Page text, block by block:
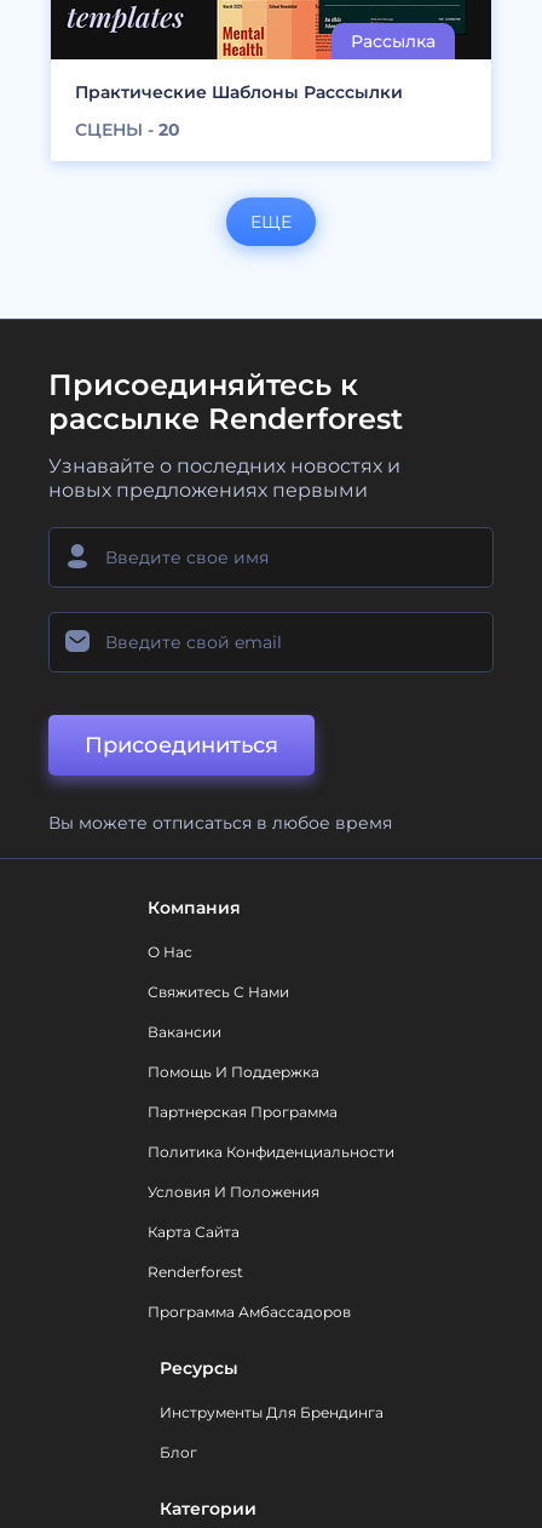
Практические Шаблоны Расссылки
СЦЕНЫ - 20
ЕЩЕ
Присоединяйтесь к
рассылке Renderforest
Узнавайте о последних новостях и
новых предложениях первыми
Присоединиться
Вы можете отписаться в любое время
Компания
О Нас
Свяжитесь С Нами
Вакансии
Помощь И Поддержка
Партнерская Программа
Политика Конфиденциальности
Условия И Положения
Карта Сайта
Renderforest
Программа Амбассадоров
Ресурсы
Инструменты Для Брендинга
Блог
Категории